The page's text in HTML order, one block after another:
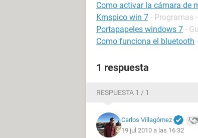
Como activar la cámara de
Kmspico win 7 - Programas
Portapapeles windows 7 -
Como funciona el bluetooth
1 respuesta
RESPUESTA 1 / 1
Carlos Villagómez
19 jul 2010 a las 16:32